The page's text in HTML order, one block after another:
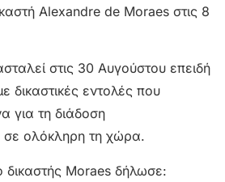
Alexandre de Moraes στις 8
στις 30 Αυγούστου επειδή
δικαστικές εντολές που
για τη διάδοση
ολόκληρη τη χώρα.
Moraes δήλωσε: